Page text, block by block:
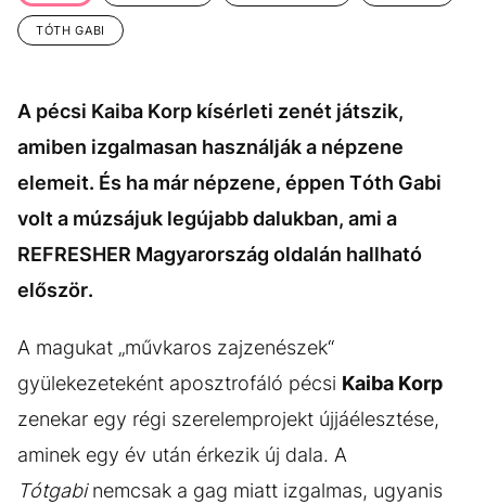
TÓTH GABI
A pécsi Kaiba Korp kísérleti zenét játszik,
amiben izgalmasan használják a népzene
elemeit. És ha már népzene, éppen Tóth Gabi
volt a múzsájuk legújabb dalukban, ami a
REFRESHER Magyarország oldalán hallható
először.
A magukat „művkaros zajzenészek“
gyülekezeteként aposztrofáló pécsi Kaiba Korp
zenekar egy régi szerelemprojekt újjáélesztése,
aminek egy év után érkezik új dala. A
Tótgabinemcsak a gag miatt izgalmas, ugyanis